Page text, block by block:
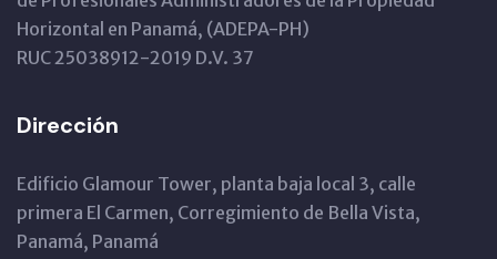
Horizontal en Panamá, (ADEPA-PH)
RUC 25038912-2019 D.V. 37
Dirección
Edificio Glamour Tower, planta baja local 3, calle
primera El Carmen, Corregimiento de Bella Vista,
Panamá, Panamá